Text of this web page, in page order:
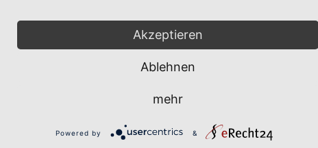
bioaktiver
Korallenmineralien haften
(48 Stunden nach der
Transplantation in vivo)
gepfropften
Korallenminerals
beobachtete das
Einwachsen von
Akzeptieren
Ablehnen
mehr
Powered by &